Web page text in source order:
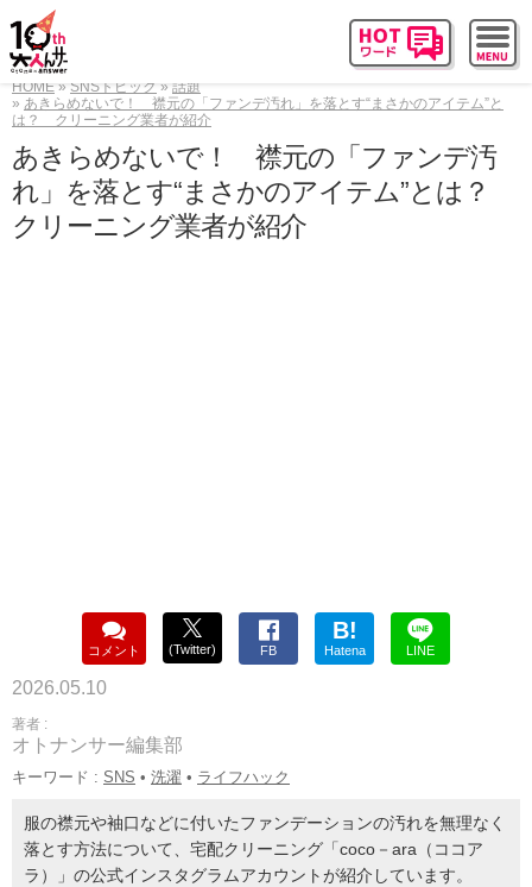
HOME SNSトピック
話題
あきらめないで！ 襟元の「ファンデ汚れ」を落とす“まさかのアイテム”と
は？ クリーニング業者が紹介
あきらめないで！ 襟元の「ファンデ汚
れ」を落とす“まさかのアイテム”とは？
クリーニング業者が紹介
コメント (Twitter) FB
B!
Hatena LINE
2026.05.10
著者 :
オトナンサー編集部
キーワード : SNS • 洗濯 • ライフハック
服の襟元や袖口などに付いたファンデーションの汚れを無理なく
落とす方法について、宅配クリーニング「coco－ara（ココア
ラ）」の公式インスタグラムアカウントが紹介しています。